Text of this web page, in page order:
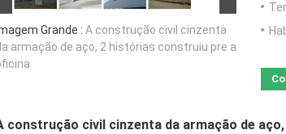
Grande : A construção civil cinzenta
armação de aço, 2 histórias construiu pre a
construção civil cinzenta da armação de